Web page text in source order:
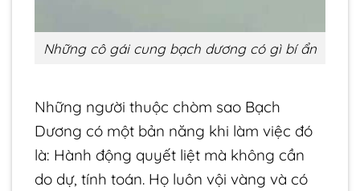
Những cô gái cung bạch dương có gì bí ẩn
Những người thuộc chòm sao Bạch
Dương có một bản năng khi làm việc đó
là: Hành động quyết liệt mà không cần
do dự, tính toán. Họ luôn vội vàng và có